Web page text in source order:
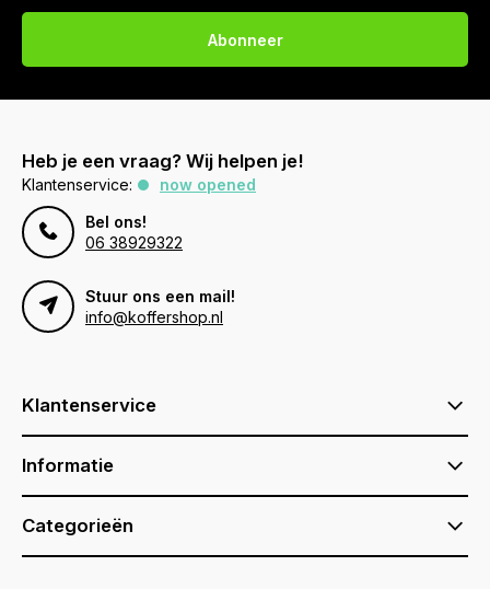
Abonneer
Heb je een vraag? Wij helpen je!
Klantenservice:
now opened
Bel ons!
06 38929322
Stuur ons een mail!
info@koffershop.nl
Klantenservice
Informatie
Categorieën